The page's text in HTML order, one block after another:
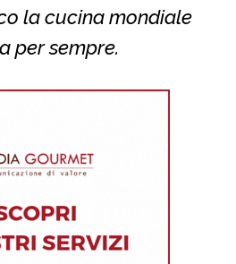
la cucina mondiale
per sempre.